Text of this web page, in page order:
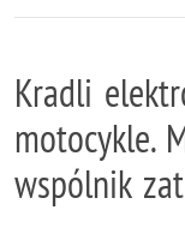
Kradli
motocykle.
wspólnik